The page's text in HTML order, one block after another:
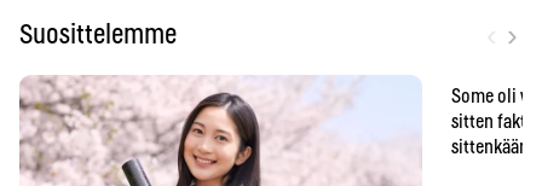
Suosittelemme ›
Some oli
sitten
sittenkään